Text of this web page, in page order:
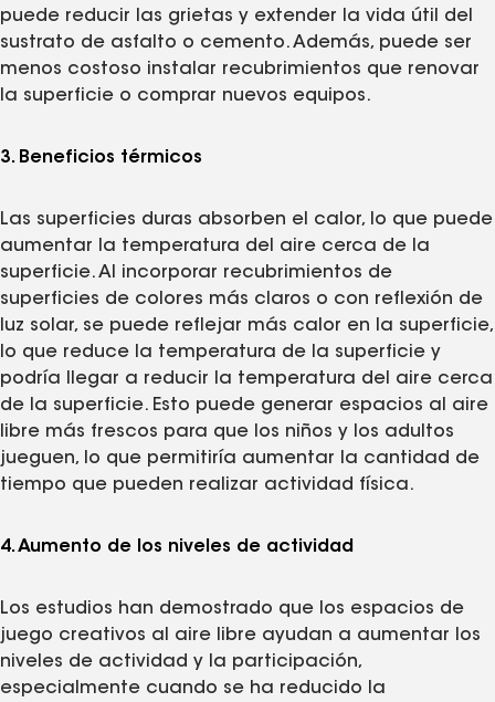
puede reducir las grietas y extender la vida útil del
sustrato de asfalto o cemento. Además, puede ser
menos costoso instalar recubrimientos que renovar
la superficie o comprar nuevos equipos.
3. Beneficios térmicos
Las superficies duras absorben el calor, lo que puede
aumentar la temperatura del aire cerca de la
superficie. Al incorporar recubrimientos de
superficies de colores más claros o con reflexión de
luz solar, se puede reflejar más calor en la superficie,
lo que reduce la temperatura de la superficie y
podría llegar a reducir la temperatura del aire cerca
de la superficie. Esto puede generar espacios al aire
libre más frescos para que los niños y los adultos
jueguen, lo que permitiría aumentar la cantidad de
tiempo que pueden realizar actividad física.
4. Aumento de los niveles de actividad
Los estudios han demostrado que los espacios de
juego creativos al aire libre ayudan a aumentar los
niveles de actividad y la participación,
especialmente cuando se ha reducido la